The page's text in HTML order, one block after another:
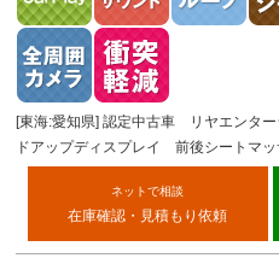
[東海:愛知県] 認定中古車 リヤエンタ
ドアップディスプレイ 前後シートマッ
ネットで相談
在庫確認・見積もり依頼